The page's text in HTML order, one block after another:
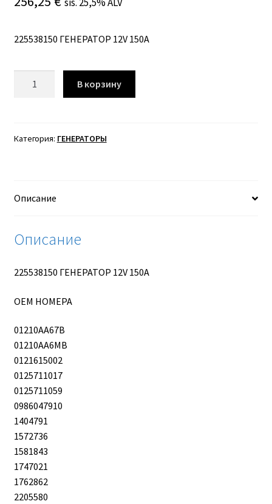
225538150 ГЕНЕРАТОР 12V 150A
12V
В корзину
Категория: ГЕНЕРАТОРЫ
Описание
Описание
225538150 ГЕНЕРАТОР 12V 150A
OEM НОМЕРА
01210AA67B
01210AA6MB
0121615002
0125711017
0125711059
0986047910
1404791
1572736
1581843
1747021
1762862
2205580